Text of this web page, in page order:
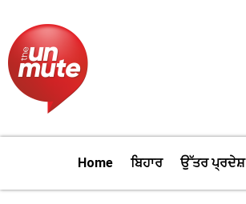
content
Home ਬਿਹਾਰ ਉੱਤਰ ਪ੍ਰਦੇਸ਼